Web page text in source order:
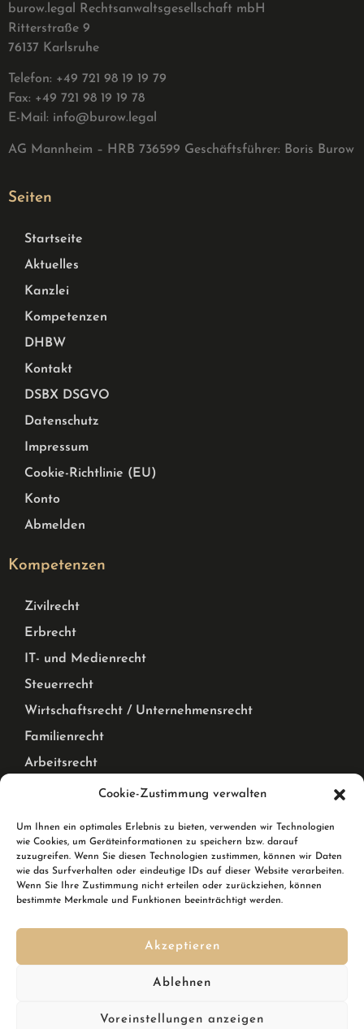
Cookie-Zustimmung verwalten
Um Ihnen ein optimales Erlebnis zu bieten, verwenden wir Technologien
wie Cookies, um Geräteinformationen zu speichern bzw. darauf
zuzugreifen. Wenn Sie diesen Technologien zustimmen, können wir Daten
wie das Surfverhalten oder eindeutige IDs auf dieser Website verarbeiten.
Wenn Sie Ihre Zustimmung nicht erteilen oder zurückziehen, können
bestimmte Merkmale und Funktionen beeinträchtigt werden.
Akzeptieren
Ablehnen
Voreinstellungen anzeigen
burow.legal Rechtsanwaltsgesellschaft mbH
Ritterstraße 9
76137 Karlsruhe
Telefon: +49 721 98 19 19 79
Fax: +49 721 98 19 19 78
E-Mail: info@burow.legal
AG Mannheim – HRB 736599 Geschäftsführer: Boris Burow
Seiten
Startseite
Aktuelles
Kanzlei
Kompetenzen
DHBW
Kontakt
DSBX DSGVO
Datenschutz
Impressum
Cookie-Richtlinie (EU)
Konto
Abmelden
Kompetenzen
Zivilrecht
Erbrecht
IT- und Medienrecht
Steuerrecht
Wirtschaftsrecht / Unternehmensrecht
Familienrecht
Arbeitsrecht
Mietrecht Privat und Gewerblich, WEG Recht
Karlsruhe & Rheinstetten
Wir sind Ihre Rechtsanwälte in Karlsruhe und in
Breslauer Straße 10.
Kennen Sie schon denDSGVO Ninja? Ihre Softwarelösung,
um im Handumdrehen die DSGVO zu erfüllen inkl.